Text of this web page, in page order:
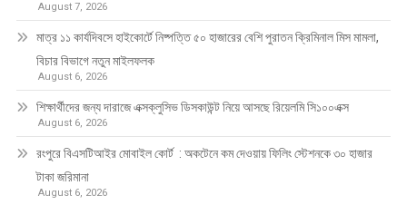
August 7, 2026
মাত্র ১১ কার্যদিবসে হাইকোর্টে নিষ্পত্তি ৫০ হাজারের বেশি পুরাতন ক্রিমিনাল মিস মামলা,
বিচার বিভাগে নতুন মাইলফলক
August 6, 2026
শিক্ষার্থীদের জন্য দারাজে এক্সক্লুসিভ ডিসকাউন্ট নিয়ে আসছে রিয়েলমি সি১০০এক্স
August 6, 2026
রংপুরে বিএসটিআইর মোবাইল কোর্ট : অকটেনে কম দেওয়ায় ফিলিং স্টেশনকে ৩০ হাজার
টাকা জরিমানা
August 6, 2026